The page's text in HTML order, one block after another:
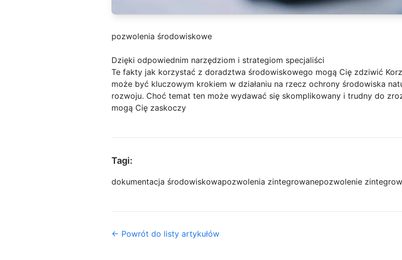
pozwolenia środowiskowe
Dzięki odpowiednim narzędziom i strategiom specjaliści
Te fakty jak korzystać z doradztwa środowiskowego mogą Cię zdziwić
może być kluczowym krokiem w działaniu na rzecz ochrony środowiska
rozwoju. Choć temat ten może wydawać się skomplikowany i trudny do
mogą Cię zaskoczy
Tagi:
dokumentacja środowiskowapozwolenia zintegrowanepozwolenie
← Powrót do listy artykułów